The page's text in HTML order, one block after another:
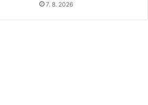
7. 8. 2026